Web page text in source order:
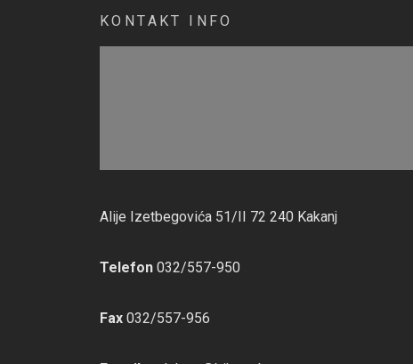
KONTAKT INFO
Alije Izetbegovića 51/II 72 240 Kakanj
Telefon 032/557-950
Fax 032/557-956